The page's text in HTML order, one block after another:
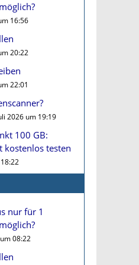
16:56
20:22
22:01
2026 um 19:19
100 GB:
kostenlos testen
nur für 1
08:22